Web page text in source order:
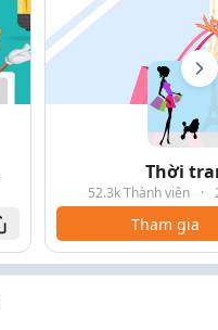
Thời
52.3k Thành viên ·
Tham gia